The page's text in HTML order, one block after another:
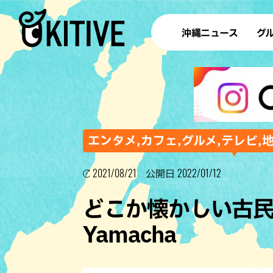
沖縄ニュース グ
ラ
テイ
すし
沖
ステー
その他
エンタメ,カフェ,グルメ,テレビ,
2021/08/21 公開日 2022/01/12
どこか懐かしい古
Yamacha